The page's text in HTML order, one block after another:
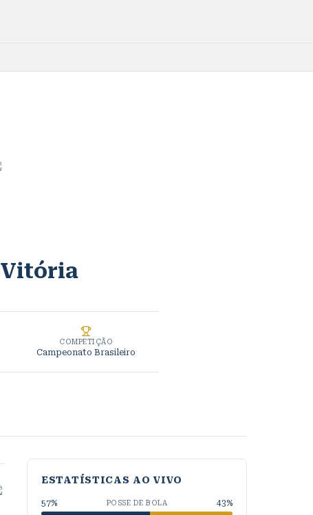
Vitória
COMPETIÇÃO
Campeonato Brasileiro
ESTATÍSTICAS AO VIVO
57% POSSE DE BOLA 43%